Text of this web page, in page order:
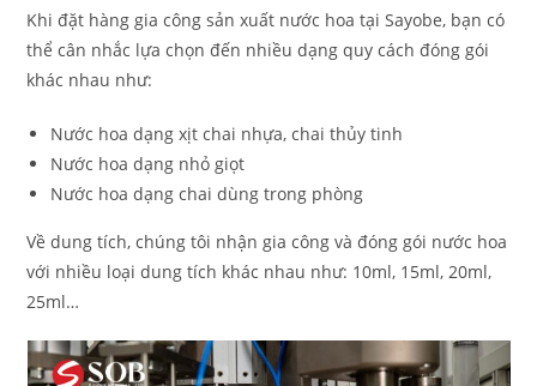
Khi đặt hàng gia công sản xuất nước hoa tại Sayobe, bạn có
thể cân nhắc lựa chọn đến nhiều dạng quy cách đóng gói
khác nhau như:
Nước hoa dạng xịt chai nhựa, chai thủy tinh
Nước hoa dạng nhỏ giọt
Nước hoa dạng chai dùng trong phòng
Về dung tích, chúng tôi nhận gia công và đóng gói nước hoa
với nhiều loại dung tích khác nhau như: 10ml, 15ml, 20ml,
25ml…